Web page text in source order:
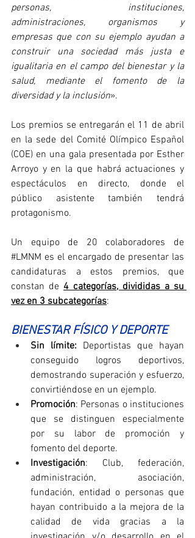
personas, instituciones,
administraciones, organismos y
empresas que con su ejemplo ayudan a
construir una sociedad más justa e
igualitaria en el campo del bienestar y la
salud, mediante el fomento de la
diversidad y la inclusión».
Los premios se entregarán el 11 de abril
en la sede del Comité Olímpico Español
(COE) en una gala presentada por Esther
Arroyo y en la que habrá actuaciones y
espectáculos en directo, donde el
público asistente también tendrá
protagonismo.
#LMNM es el encargado de presentar las
candidaturas a estos premios, que
constan de 4 categorías, divididas a su
vez en 3 subcategorías:
BIENESTAR FÍSICO Y DEPORTE
Sin límite: Deportistas que hayan
conseguido logros deportivos,
demostrando superación y esfuerzo,
convirtiéndose en un ejemplo.
Promoción: Personas o instituciones
que se distinguen especialmente
por su labor de promoción y
fomento del deporte.
Investigación: Club, federación,
administración, asociación,
fundación, entidad o personas que
hayan contribuido a la mejora de la
calidad de vida gracias a la